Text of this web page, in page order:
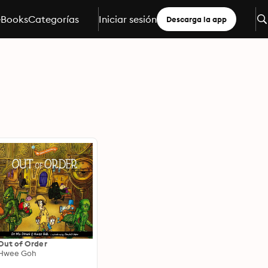
Categorías Iniciar sesión Descarga la app
of Order
Goh